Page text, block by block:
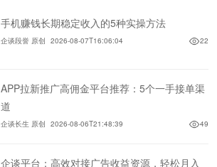
手机赚钱长期稳定收入的5种实操方法
企谈段誉 原创 2026-08-07T16:06:04 22
APP拉新推广高佣金平台推荐：5个一手接单渠
道
企谈长生 原创 2026-08-06T21:48:39 49
企谈平台：高效对接广告收益资源，轻松月入